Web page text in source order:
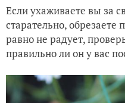
Если ухаживаете вы за
старательно, обрезаете
равно не радует,
правильно ли он у вас